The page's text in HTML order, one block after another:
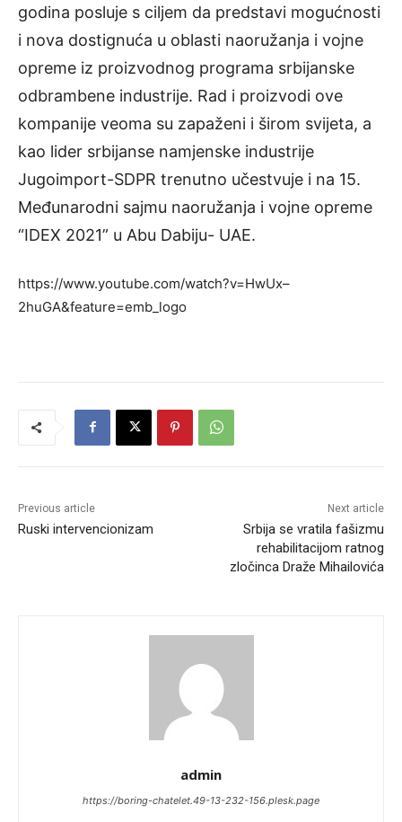
godina posluje s ciljem da predstavi mogućnosti
i nova dostignuća u oblasti naoružanja i vojne
opreme iz proizvodnog programa srbijanske
odbrambene industrije. Rad i proizvodi ove
kompanije veoma su zapaženi i širom svijeta, a
kao lider srbijanse namjenske industrije
Jugoimport-SDPR trenutno učestvuje i na 15.
Mеđunarodni sajmu naoružanja i vojnе oprеmе
“IDEX 2021” u Abu Dabiju- UAE.
https://www.youtube.com/watch?v=HwUx–
2huGA&feature=emb_logo
Previous article
Ruski intervencionizam
Next article
Srbija se vratila fašizmu
rehabilitacijom ratnog
zločinca Draže Mihailovića
admin
https://boring-chatelet.49-13-232-156.plesk.page